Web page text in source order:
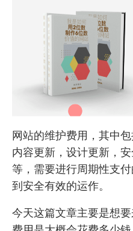
网站的维护费用，其中
内容更新，设计更新，
等，需要进行周期性支
到安全有效的运作。
今天这篇文章主要是想